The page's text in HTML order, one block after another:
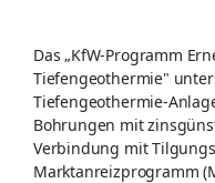
Das „KfW-Programm
Tiefengeothermie"
Tiefengeothermie-
Bohrungen mit
Verbindung mit
Marktanreizprogramm